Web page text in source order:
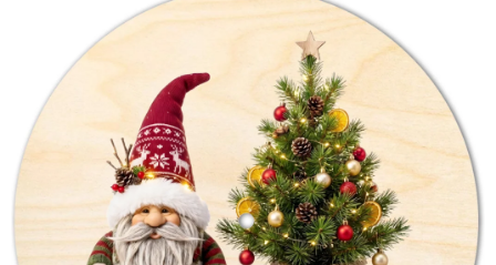
VELKOOBCHOD
Doprava a platba Vrácení zboží a reklamace
Časté otázky
Kontakt
Moje objednávka
Obchodní podmínky
Ochrana osobních údajů
Hodnocení obchodu
Oblíbené produkty
Věrnostní program